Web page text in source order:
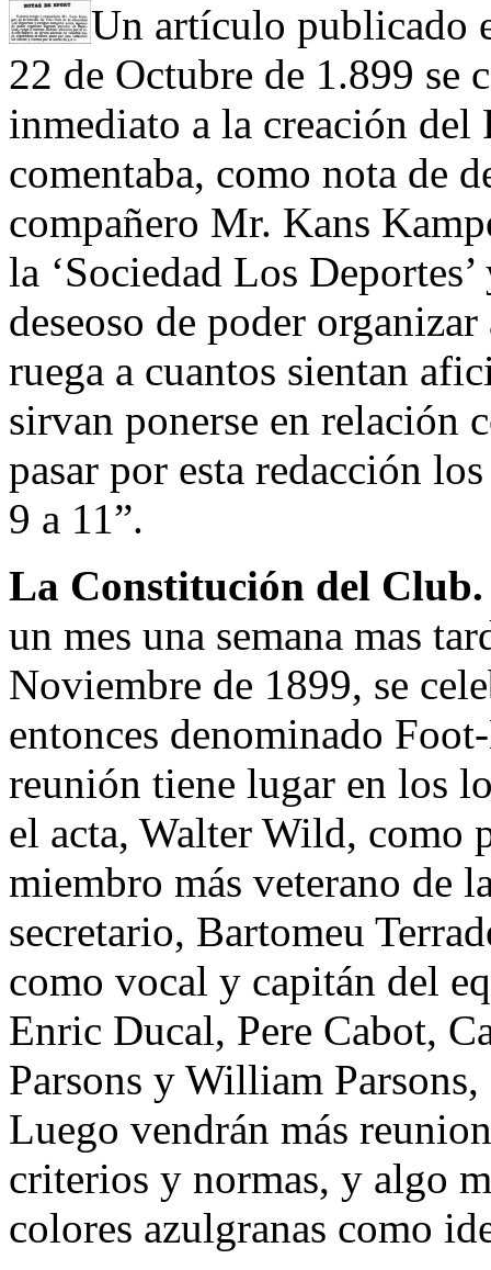
Un artículo publicado
22 de Octubre de 1.899 se
inmediato a la creación
comentaba, como nota de
compañero Mr. Kans
la ‘Sociedad Los
deseoso de poder
ruega a cuantos sientan
sirvan ponerse en relación
pasar por esta redacción
9 a 11”.
La Constitución del
un mes una semana mas
Noviembre de 1899, se
entonces denominado
reunión tiene lugar en los
el acta, Walter Wild, como
miembro más veterano de
secretario, Bartomeu
como vocal y capitán del
Enric Ducal, Pere Cabot,
Parsons y William
Luego vendrán más
criterios y normas, y algo
colores azulgranas como